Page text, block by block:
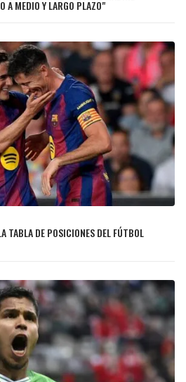
A MEDIO Y LARGO PLAZO"
TABLA DE POSICIONES DEL FÚTBOL